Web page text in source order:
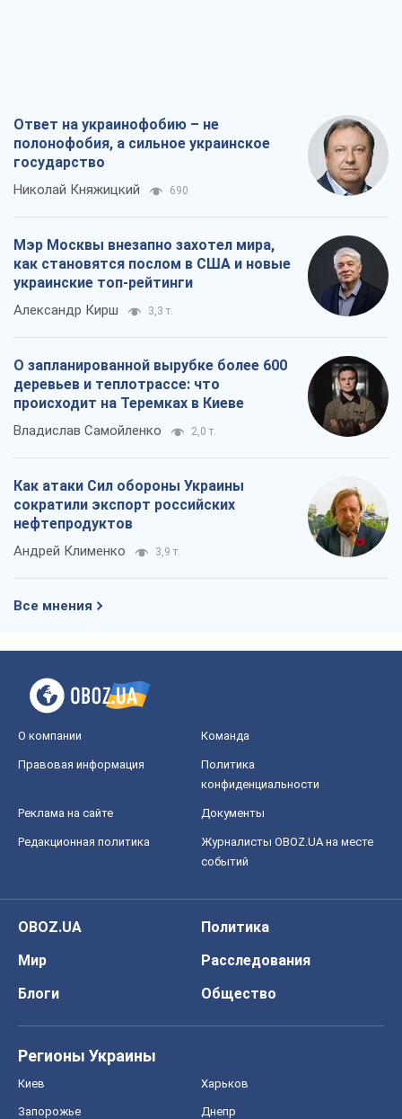
Ответ на украинофобию – не
полонофобия, а сильное украинское
государство
Николай Княжицкий 690
Мэр Москвы внезапно захотел мира,
как становятся послом в США и новые
украинские топ-рейтинги
Александр Кирш 3,3 т.
О запланированной вырубке более 600
деревьев и теплотрассе: что
происходит на Теремках в Киеве
Владислав Самойленко 2,0 т.
Как атаки Сил обороны Украины
сократили экспорт российских
нефтепродуктов
Андрей Клименко 3,9 т.
Все мнения
О компании Команда
Правовая информация
Политика
конфиденциальности
Реклама на сайте Документы
Редакционная политика
Журналисты OBOZ.UA на месте
событий
OBOZ.UA
Политика
Мир
Расследования
Блоги
Общество
Регионы Украины
Киев Харьков
Запорожье Днепр